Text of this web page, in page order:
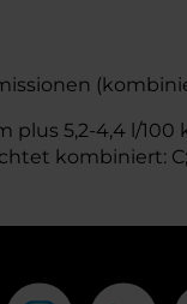
5,2-4,4 l/
kombiniert: